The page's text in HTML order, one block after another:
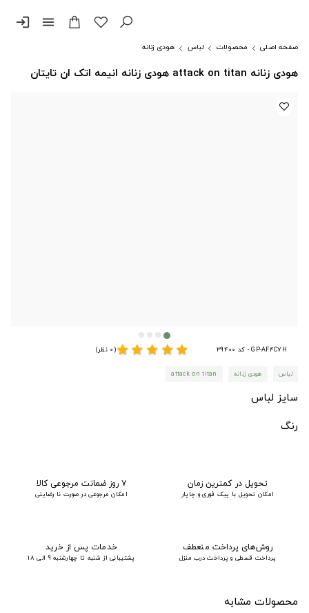
menu
login
صفحه اصلی محصولات لباس هودی زنانه
هودی زنانه attack on titan هودی زنانه انیمه اتک ان تایتان
GP-AF4C7H - کد 39400 star
star
star
star
star(0 نظر)
لباس هودی زنانه attack on titan
سایز لباس
رنگ
تحویل در کمترین زمان
امکان تحویل با پیک فوری و چاپار
۷ روز ضمانت مرجوعی کالا
امکان مرجوعی در صورت نا رضایتی
روش‌های پرداخت منعطف
پرداخت قسطی و پرداخت درب منزل
خدمات پس از خرید
پشتیبانی از شنبه تا چهارشنبه 9 الی 18
محصولات مشابه